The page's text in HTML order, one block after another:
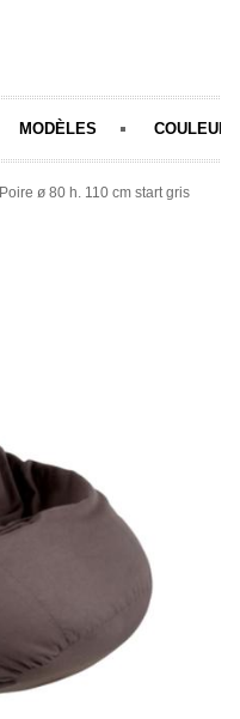
MODÈLES COULEURS
Poire ø 80 h. 110 cm start gris